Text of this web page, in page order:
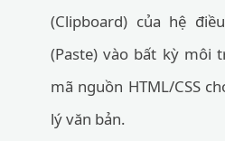
(Clipboard) của hệ
(Paste) vào bất kỳ môi
mã nguồn HTML/CSS
lý văn bản.